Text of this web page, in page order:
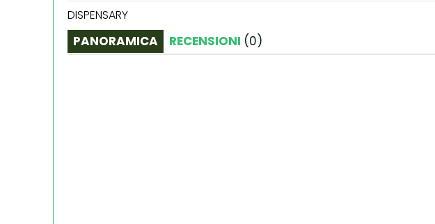
DISPENSARY
PANORAMICA RECENSIONI (0)